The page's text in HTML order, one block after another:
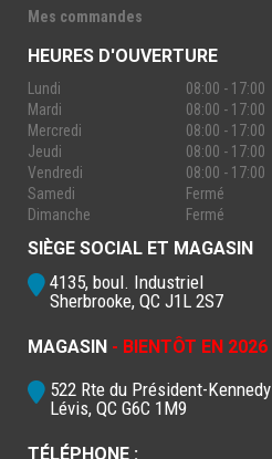
Mes commandes
HEURES D'OUVERTURE
Lundi
08:00 - 17:00
Mardi
08:00 - 17:00
Mercredi
08:00 - 17:00
Jeudi
08:00 - 17:00
Vendredi
08:00 - 17:00
Samedi
Fermé
Dimanche
Fermé
SIÈGE SOCIAL ET MAGASIN
4135, boul. Industriel
Sherbrooke, QC J1L 2S7
MAGASIN - BIENTÔT EN 2026
522 Rte du Président-Kennedy
Lévis, QC G6C 1M9
TÉLÉPHONE :